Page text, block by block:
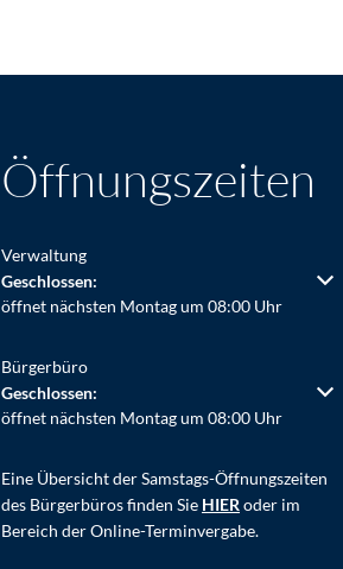
Öffnungszeiten
Verwaltung
Klicken, um weitere Öffnungs- oder
Geschlossen:
öffnet nächsten Montag um 08:00 Uhr
Bürgerbüro
Klicken, um weitere Öffnungs- oder
Geschlossen:
öffnet nächsten Montag um 08:00 Uhr
Eine Übersicht der Samstags-Öffnungszeiten
des Bürgerbüros finden Sie HIER oder im
Bereich der Online-Terminvergabe.